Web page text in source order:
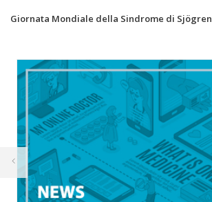
Giornata Mondiale della Sindrome di Sjögren